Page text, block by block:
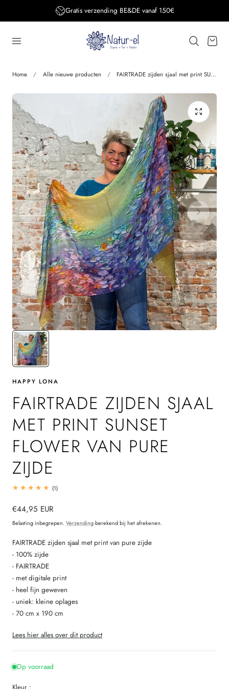
Gratis verzending BE&DE vanaf 150€
Home Alle nieuwe producten FAIRTRADE zijden sjaal met print SUNSET FLOWER van pure zijde
HAPPY LONA
FAIRTRADE ZIJDEN SJAAL
MET PRINT SUNSET
FLOWER VAN PURE
ZIJDE
(1)1
Normale
prijs
€44,95 EUR
Belasting inbegrepen. Verzendingberekend bij het afrekenen.
FAIRTRADE zijden sjaal met print van pure zijde
- 100% zijde
- FAIRTRADE
- met digitale print
- heel fijn geweven
- uniek: kleine oplages
- 70 cm x 190 cm
Lees hier alles over dit product
Op voorraad